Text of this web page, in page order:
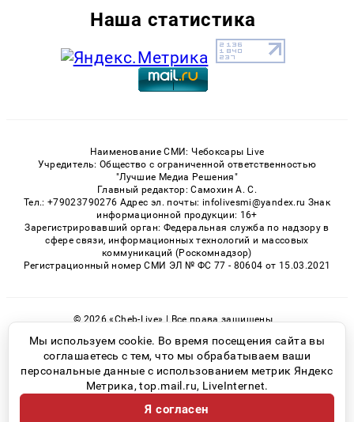
Наша статистика
Наименование СМИ: Чебоксары Live
Учредитель: Общество с ограниченной ответственностью
"Лучшие Медиа Решения"
Главный редактор: Самохин А. С.
Тел.: +79023790276 Адрес эл. почты: infolivesmi@yandex.ru Знак
информационной продукции: 16+
Зарегистрировавший орган: Федеральная служба по надзору в
сфере связи, информационных технологий и массовых
коммуникаций (Роскомнадзор)
Регистрационный номер СМИ ЭЛ № ФС 77 - 80604 от 15.03.2021
© 2026 «Cheb-Live» | Все права защищены
Возрастная категория сайта 16+
Политика конфиденциальности
Мы используем cookie. Во время посещения сайта вы
соглашаетесь с тем, что мы обрабатываем ваши
персональные данные с использованием метрик Яндекс
Метрика, top.mail.ru, LiveInternet.
Я согласен